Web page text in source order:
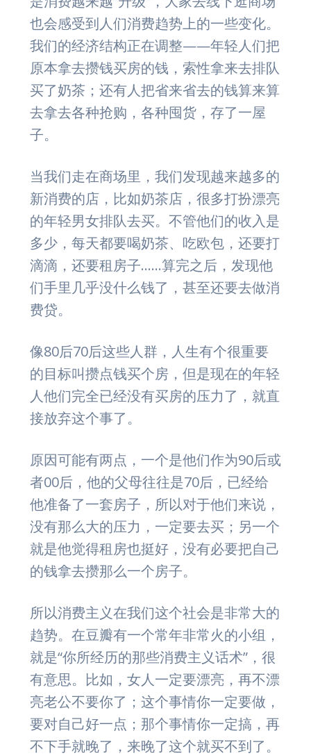
也会感受到人们消费趋势上的一些变化。
我们的经济结构正在调整——年轻人们把
原本拿去攒钱买房的钱，索性拿来去排队
买了奶茶；还有人把省来省去的钱算来算
去拿去各种抢购，各种囤货，存了一屋
子。
当我们走在商场里，我们发现越来越多的
新消费的店，比如奶茶店，很多打扮漂亮
的年轻男女排队去买。不管他们的收入是
多少，每天都要喝奶茶、吃欧包，还要打
滴滴，还要租房子……算完之后，发现他
们手里几乎没什么钱了，甚至还要去做消
费贷。
像80后70后这些人群，人生有个很重要
的目标叫攒点钱买个房，但是现在的年轻
人他们完全已经没有买房的压力了，就直
接放弃这个事了。
原因可能有两点，一个是他们作为90后或
者00后，他的父母往往是70后，已经给
他准备了一套房子，所以对于他们来说，
没有那么大的压力，一定要去买；另一个
就是他觉得租房也挺好，没有必要把自己
的钱拿去攒那么一个房子。
所以消费主义在我们这个社会是非常大的
趋势。在豆瓣有一个常年非常火的小组，
就是“你所经历的那些消费主义话术”，很
有意思。比如，女人一定要漂亮，再不漂
亮老公不要你了；这个事情你一定要做，
要对自己好一点；那个事情你一定搞，再
不下手就晚了，来晚了这个就买不到了。